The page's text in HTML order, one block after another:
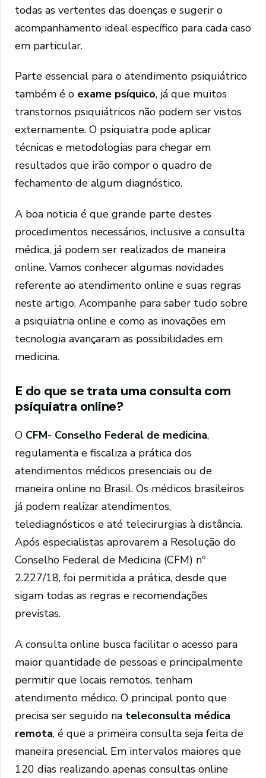
todas as vertentes das doenças e sugerir o
acompanhamento ideal específico para cada caso
em particular.
Parte essencial para o atendimento psiquiátrico
também é o exame psíquico, já que muitos
transtornos psiquiátricos não podem ser vistos
externamente. O psiquiatra pode aplicar
técnicas e metodologias para chegar em
resultados que irão compor o quadro de
fechamento de algum diagnóstico.
A boa noticia é que grande parte destes
procedimentos necessários, inclusive a consulta
médica, já podem ser realizados de maneira
online. Vamos conhecer algumas novidades
referente ao atendimento online e suas regras
neste artigo. Acompanhe para saber tudo sobre
a psiquiatria online e como as inovações em
tecnologia avançaram as possibilidades em
medicina.
E do que se trata uma consulta com
psiquiatra online?
O CFM- Conselho Federal de medicina,
regulamenta e fiscaliza a prática dos
atendimentos médicos presenciais ou de
maneira online no Brasil. Os médicos brasileiros
já podem realizar atendimentos,
telediagnósticos e até telecirurgias à distância.
Após especialistas aprovarem a Resolução do
Conselho Federal de Medicina (CFM) nº
2.227/18, foi permitida a prática, desde que
sigam todas as regras e recomendações
previstas.
A consulta online busca facilitar o acesso para
maior quantidade de pessoas e principalmente
permitir que locais remotos, tenham
atendimento médico. O principal ponto que
precisa ser seguido na teleconsulta médica
remota, é que a primeira consulta seja feita de
maneira presencial. Em intervalos maiores que
120 dias realizando apenas consultas online